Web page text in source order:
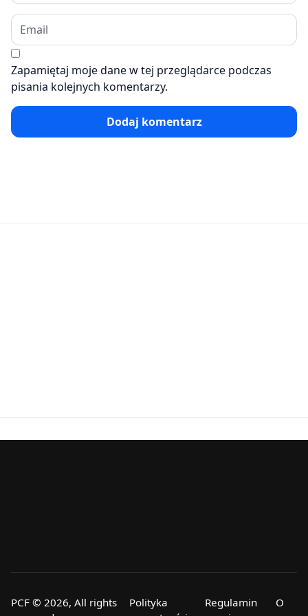
Zapamiętaj moje dane w tej przeglądarce podczas
pisania kolejnych komentarzy.
Dodaj komentarz
PCF © 2026, All rights
Polityka
Regulamin
O